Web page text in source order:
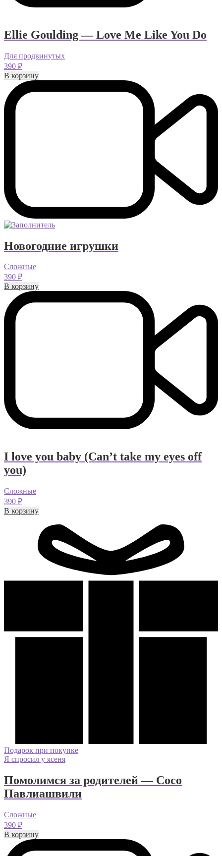
Ellie Goulding — Love Me Like You Do
Для продвинутых
390 ₽
В корзину
Новогодние игрушки
Сложные
390 ₽
В корзину
I love you baby (Can’t take my eyes off
you)
Сложные
390 ₽
В корзину
Подарок при покупке
Я спросил у ясеня
Помолимся за родителей — Сосо
Павлиашвили
Сложные
390 ₽
В корзину